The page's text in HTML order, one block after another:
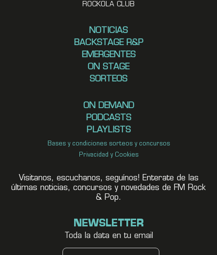
ROCKOLA CLUB
NOTICIAS
BACKSTAGE R&P
EMERGENTES
ON STAGE
SORTEOS
ON DEMAND
PODCASTS
PLAYLISTS
Bases y condiciones sorteos y concursos
Privacidad y Cookies
Visitanos, escuchanos, seguínos! Enterate de las
últimas noticias, concursos y novedades de FM Rock
& Pop.
NEWSLETTER
Toda la data en tu email